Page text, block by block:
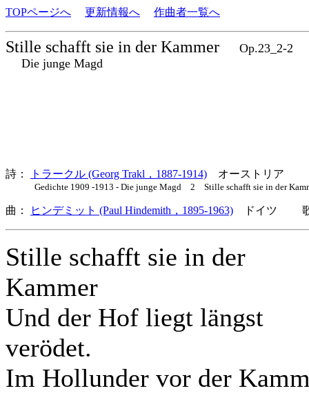
TOPページへ 更新情報へ 作曲者一覧へ
Stille schafft sie in der Kammer
Op.23_2-2
Die junge Magd
詩： トラークル (Georg Trakl，1887-1914) オーストリア
Gedichte 1909 -1913 - Die junge Magd 2 Stille schafft sie in der
曲： ヒンデミット (Paul Hindemith，1895-1963) ドイツ 歌
Stille schafft sie in der
Kammer
Und der Hof liegt längst
verödet.
Im Hollunder vor der